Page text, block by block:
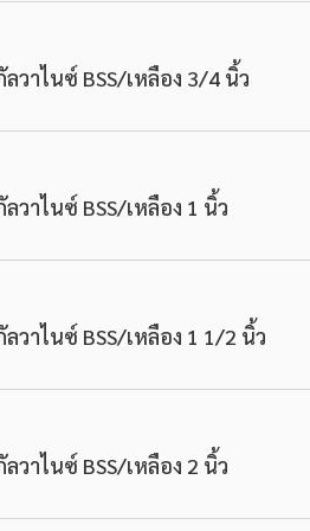
วาไนซ์ BSS/เหลือง 3/4 นิ้ว
วาไนซ์ BSS/เหลือง 1 นิ้ว
วาไนซ์ BSS/เหลือง 1 1/2 นิ้ว
วาไนซ์ BSS/เหลือง 2 นิ้ว